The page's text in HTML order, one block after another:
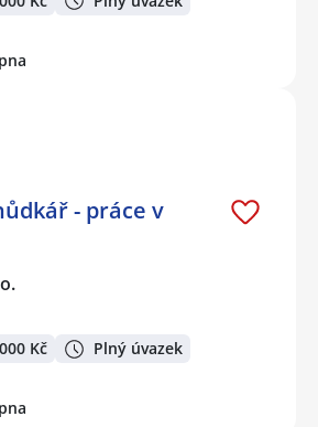
- práce v
Kč Plný úvazek